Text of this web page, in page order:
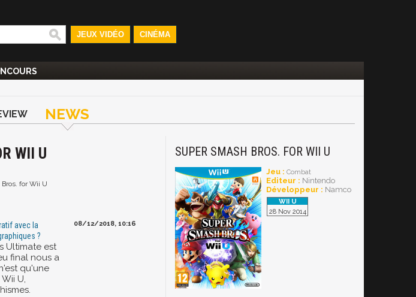
JEUX VIDÉO CINÉMA
NEWS
WII U
for Wii U
avec la
?
Ultimate est
final nous a
qu'une
U,
08/12/2018, 10:16
SUPER SMASH BROS. FOR WII U
Jeu : Combat
Editeur : Nintendo
Développeur : Namco
28 Nov 2014